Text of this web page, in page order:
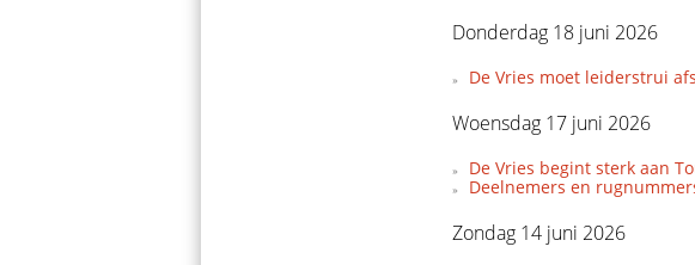
Donderdag 18 juni 2026
De Vries moet leiderstrui
Woensdag 17 juni 2026
De Vries begint sterk aan
Deelnemers en
Zondag 14 juni 2026